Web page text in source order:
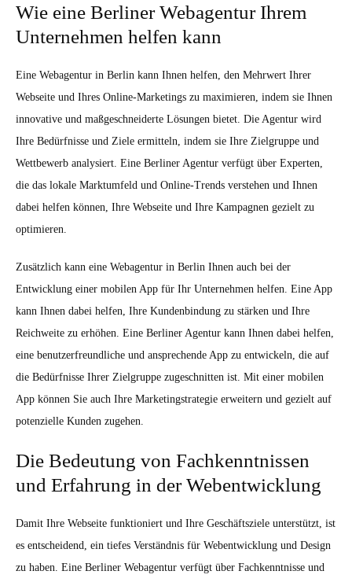
Wie eine Berliner Webagentur Ihrem
Unternehmen helfen kann
Eine Webagentur in Berlin kann Ihnen helfen, den Mehrwert Ihrer
Webseite und Ihres Online-Marketings zu maximieren, indem sie Ihnen
innovative und maßgeschneiderte Lösungen bietet. Die Agentur wird
Ihre Bedürfnisse und Ziele ermitteln, indem sie Ihre Zielgruppe und
Wettbewerb analysiert. Eine Berliner Agentur verfügt über Experten,
die das lokale Marktumfeld und Online-Trends verstehen und Ihnen
dabei helfen können, Ihre Webseite und Ihre Kampagnen gezielt zu
optimieren.
Zusätzlich kann eine Webagentur in Berlin Ihnen auch bei der
Entwicklung einer mobilen App für Ihr Unternehmen helfen. Eine App
kann Ihnen dabei helfen, Ihre Kundenbindung zu stärken und Ihre
Reichweite zu erhöhen. Eine Berliner Agentur kann Ihnen dabei helfen,
eine benutzerfreundliche und ansprechende App zu entwickeln, die auf
die Bedürfnisse Ihrer Zielgruppe zugeschnitten ist. Mit einer mobilen
App können Sie auch Ihre Marketingstrategie erweitern und gezielt auf
potenzielle Kunden zugehen.
Die Bedeutung von Fachkenntnissen
und Erfahrung in der Webentwicklung
Damit Ihre Webseite funktioniert und Ihre Geschäftsziele unterstützt, ist
es entscheidend, ein tiefes Verständnis für Webentwicklung und Design
zu haben. Eine Berliner Webagentur verfügt über Fachkenntnisse und